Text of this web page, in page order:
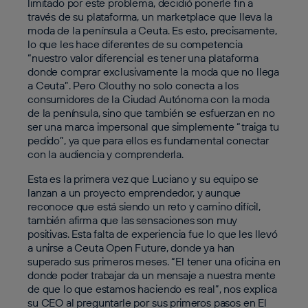
limitado por este problema, decidió ponerle fin a
través de su plataforma, un marketplace que lleva la
moda de la península a Ceuta. Es esto, precisamente,
lo que les hace diferentes de su competencia
“nuestro valor diferencial es tener una plataforma
donde comprar exclusivamente la moda que no llega
a Ceuta”. Pero Clouthy no solo conecta a los
consumidores de la Ciudad Autónoma con la moda
de la península, sino que también se esfuerzan en no
ser una marca impersonal que simplemente “traiga tu
pedido”, ya que para ellos es fundamental conectar
con la audiencia y comprenderla.
Esta es la primera vez que Luciano y su equipo se
lanzan a un proyecto emprendedor, y aunque
reconoce que está siendo un reto y camino difícil,
también afirma que las sensaciones son muy
positivas. Esta falta de experiencia fue lo que les llevó
a unirse a Ceuta Open Future, donde ya han
superado sus primeros meses. “El tener una oficina en
donde poder trabajar da un mensaje a nuestra mente
de que lo que estamos haciendo es real”, nos explica
su CEO al preguntarle por sus primeros pasos en El